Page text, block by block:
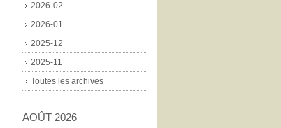
2026-02
2026-01
2025-12
2025-11
Toutes les archives
AOÛT 2026